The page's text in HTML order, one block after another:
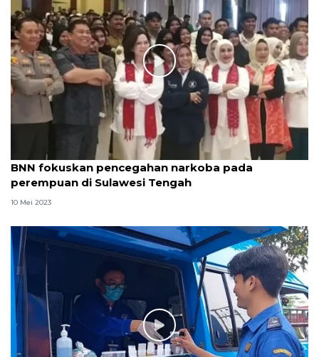
BNN fokuskan pencegahan narkoba pada
perempuan di Sulawesi Tengah
10 Mei 2023